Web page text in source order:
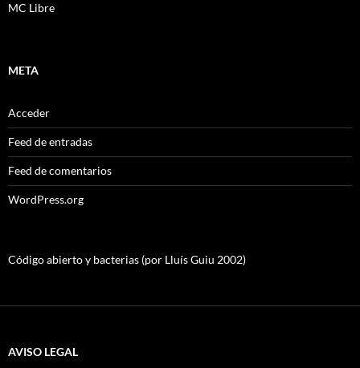
MC Libre
META
Acceder
Feed de entradas
Feed de comentarios
WordPress.org
Código abierto y bacterias (por Lluís Guiu 2002)
AVISO LEGAL